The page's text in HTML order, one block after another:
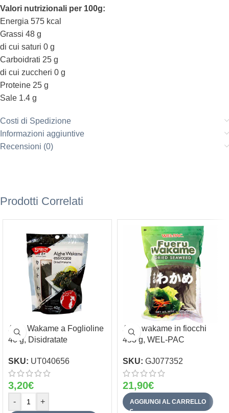
Valori nutrizionali per 100g:
Energia 575 kcal
Grassi 48 g
di cui saturi 0 g
Carboidrati 25 g
di cui zuccheri 0 g
Proteine 25 g
Sale 1.4 g
Costi di Spedizione
Informazioni aggiuntive
Recensioni (0)
Prodotti Correlati
Alga Wakame a Foglioline
40 g, Disidratate
SKU: UT040656
3,20€
- +
Alga wakame in fiocchi
453 g, WEL-PAC
SKU: GJ077352
21,90€
AGGIUNGI AL CARRELLO